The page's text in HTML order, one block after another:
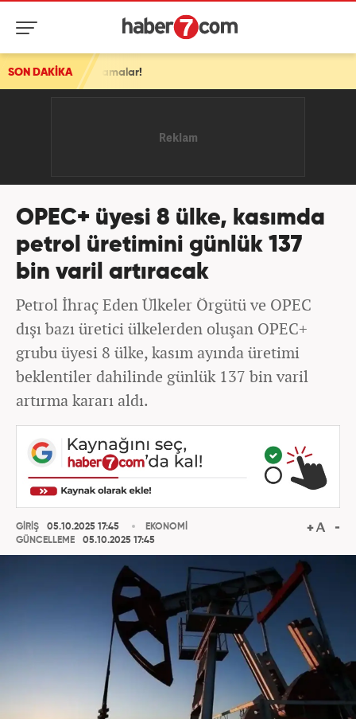
SON DAKİKA
OPEC+ üyesi 8 ülke, kasımda
petrol üretimini günlük 137
bin varil artıracak
Petrol İhraç Eden Ülkeler Örgütü ve OPEC
dışı bazı üretici ülkelerden oluşan OPEC+
grubu üyesi 8 ülke, kasım ayında üretimi
beklentiler dahilinde günlük 137 bin varil
artırma kararı aldı.
GİRİŞ
05.10.2025 17:45
GÜNCELLEME
05.10.2025 17:45
EKONOMİ